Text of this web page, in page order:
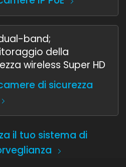
band;
della
wireless Super HD
di sicurezza
il tuo sistema di